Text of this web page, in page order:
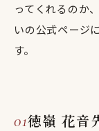
ってくれるのか
いの公式ページ
す。
徳嶺 花音